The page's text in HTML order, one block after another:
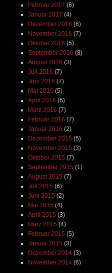
Februar 2017 (6)
Januar 2017 (4)
Dezember 2016 (6)
November 2016 (7)
Oktober 2016 (5)
September 2016 (8)
August 2016 (3)
Juli 2016 (7)
Juni 2016 (7)
Mai 2016 (5)
April 2016 (6)
März 2016 (7)
Februar 2016 (7)
Januar 2016 (2)
Dezember 2015 (5)
November 2015 (3)
Oktober 2015 (7)
September 2015 (1)
August 2015 (7)
Juli 2015 (6)
Juni 2015 (2)
Mai 2015 (4)
April 2015 (3)
März 2015 (4)
Februar 2015 (5)
Januar 2015 (3)
Dezember 2014(3)
November 2014(6)